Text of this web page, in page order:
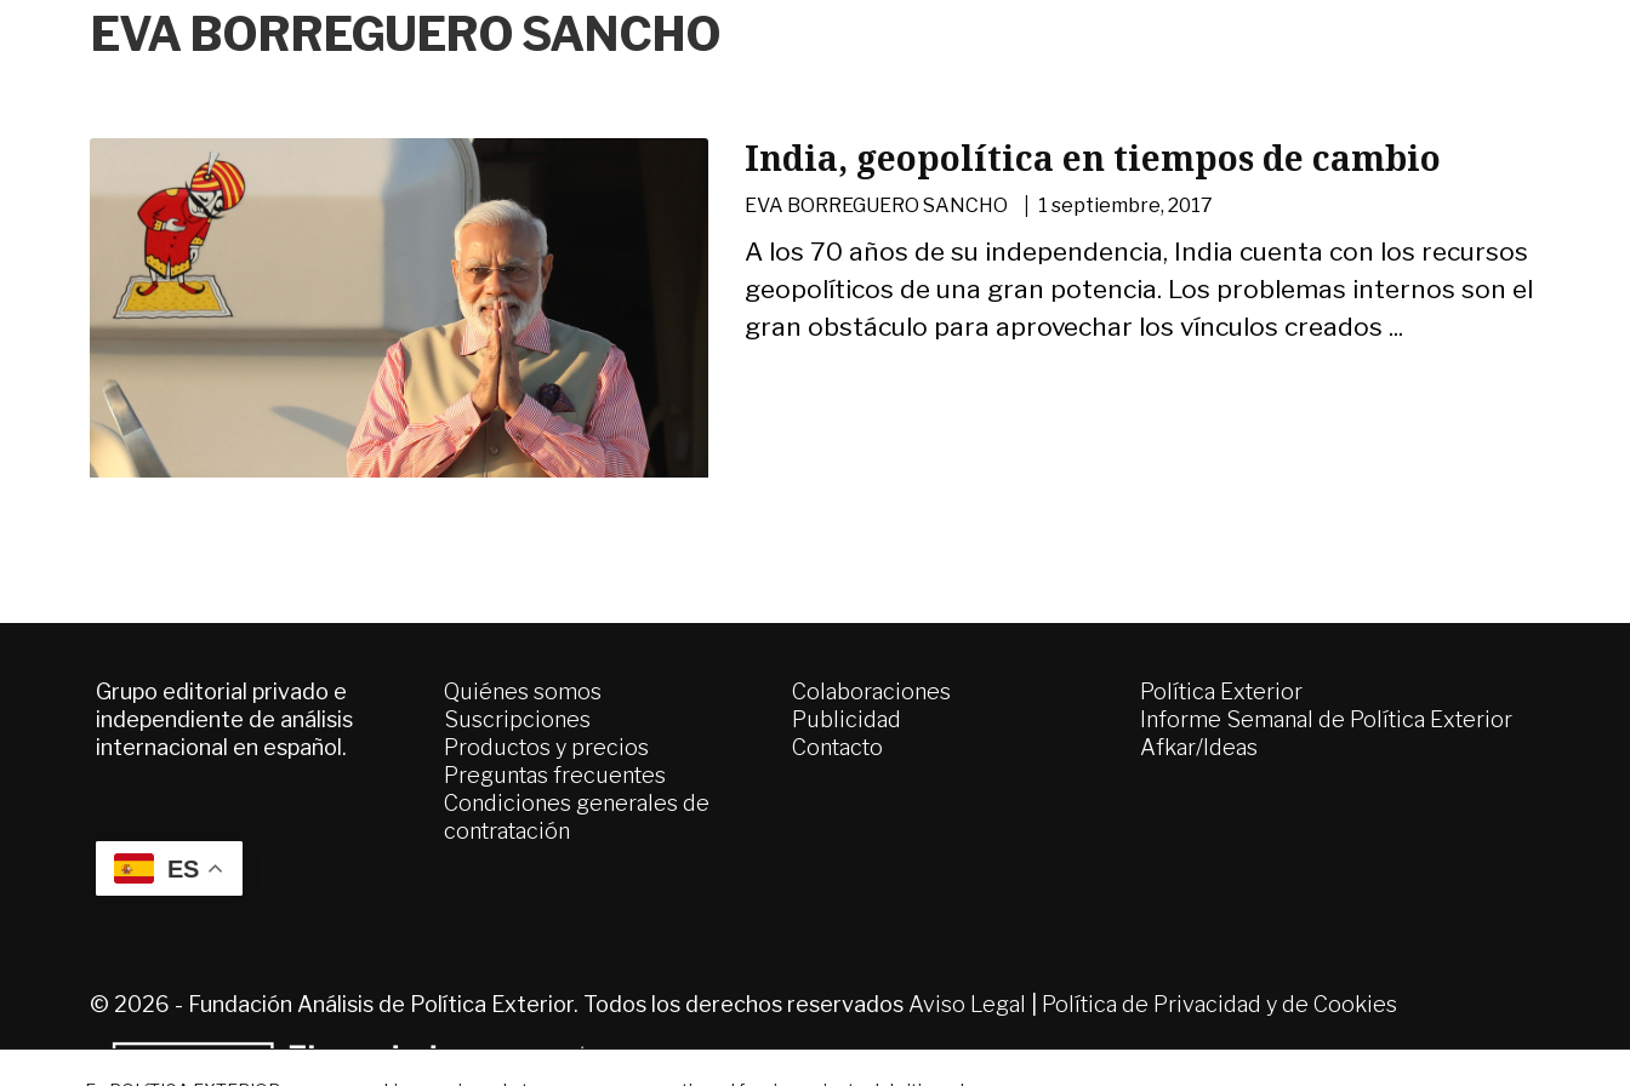
EVA BORREGUERO SANCHO
India, geopolítica en tiempos de cambio
EVA BORREGUERO SANCHO | 1 septiembre, 2017
A los 70 años de su independencia, India cuenta con los recursos
geopolíticos de una gran potencia. Los problemas internos son el
gran obstáculo para aprovechar los vínculos creados ...
Grupo editorial privado e
independiente de análisis
internacional en español.
ES
Quiénes somos
Suscripciones
Productos y precios
Preguntas frecuentes
Condiciones generales de
contratación
Colaboraciones
Publicidad
Contacto
Política Exterior
Informe Semanal de Política Exterior
Afkar/Ideas
© 2026 - Fundación Análisis de Política Exterior. Todos los derechos reservados Aviso Legal Política de Privacidad y de Cookies